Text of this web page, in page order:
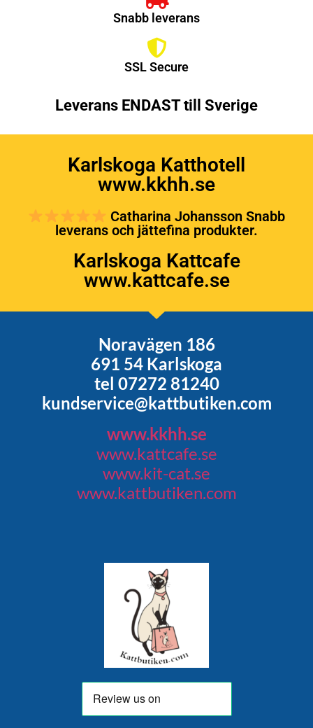
Snabb leverans
SSL Secure
Leverans ENDAST till Sverige
Karlskoga Katthotell
www.kkhh.se
Catharina Johansson Snabb
leverans och jättefina produkter.
Karlskoga Kattcafe
www.kattcafe.se
Noravägen 186
691 54 Karlskoga
tel 07272 81240
kundservice@kattbutiken.com
www.kkhh.se
www.kattcafe.se
www.kit-cat.se
www.kattbutiken.com